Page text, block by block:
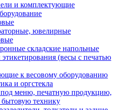
и комплектующие
ювелирные
складские напольные
(весы с печатью
к весовому оборудованию
и оргстекла
меню, печатную продукцию,
технику